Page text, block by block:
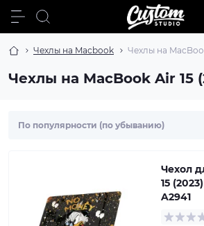
Чехлы на Macbook Чехлы на
Чехлы на MacBook Air 15
Чехол
15
A2941